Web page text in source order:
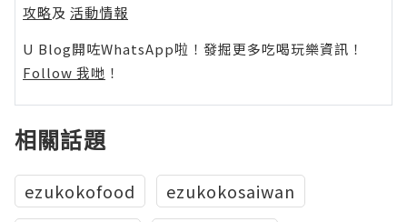
攻略及 活動情報
U Blog開咗WhatsApp啦！發掘更多吃喝玩樂資訊！
Follow 我哋 ！
相關話題
ezukokofood
ezukokosaiwan